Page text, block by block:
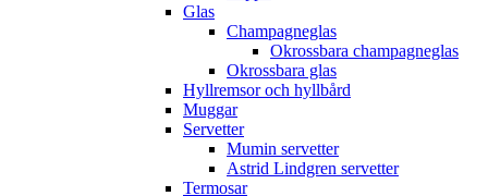
Glas
Champagneglas
Okrossbara champagneglas
Okrossbara glas
Hyllremsor och hyllbård
Muggar
Servetter
Mumin servetter
Astrid Lindgren servetter
Termosar